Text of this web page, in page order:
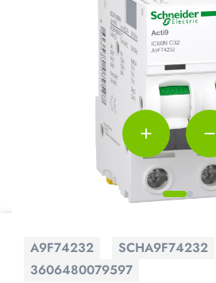
A9F74232
SCHA9F74232
3606480079597
add remove